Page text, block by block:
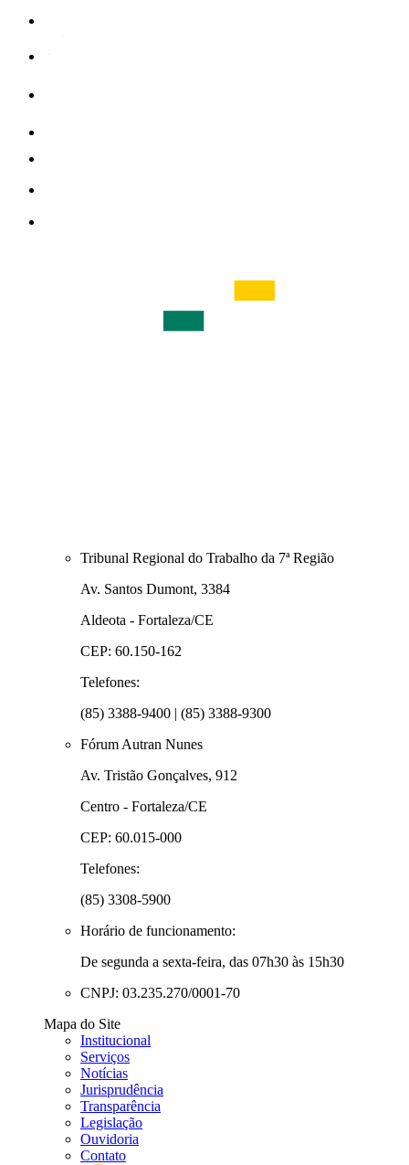
Tribunal Regional do Trabalho da 7ª Região
Av. Santos Dumont, 3384
Aldeota - Fortaleza/CE
CEP: 60.150-162
Telefones:
(85) 3388-9400 | (85) 3388-9300
Fórum Autran Nunes
Av. Tristão Gonçalves, 912
Centro - Fortaleza/CE
CEP: 60.015-000
Telefones:
(85) 3308-5900
Horário de funcionamento:
De segunda a sexta-feira, das 07h30 às 15h30
CNPJ: 03.235.270/0001-70
Mapa do Site
Institucional
Serviços
Notícias
Jurisprudência
Transparência
Legislação
Ouvidoria
Contato